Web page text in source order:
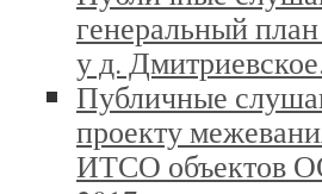
генеральный
у д.
Публичные
проекту
ИТСО объектов